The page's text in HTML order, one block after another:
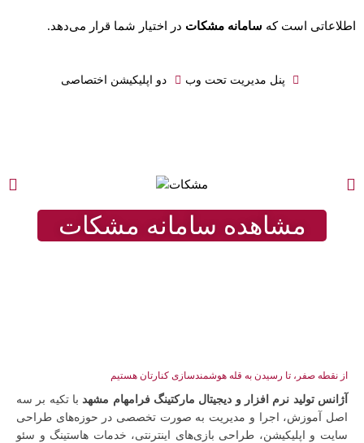
اطلاعاتی است که سامانه مشکات در اختیار شما قرار می‌دهد.
پنل مدیریت تحت وب دو اپلیکیشن اختصاصی
مشاهده سامانه مشکات
از نقطه صفر، تا رسیدن به قله هوشمندسازی کنارتان هستیم
آژانس تولید نرم افزار و دیجیتال مارکتینگ فرامهام مشهد با تکیه بر سه
اصل آموزش، اجرا و مدیریت به صورت تخصصی در حوزه‌های طراحی
سایت و اپلیکیشن، طراحی بازی‌های اینترنتی، خدمات هاستینگ و سئو